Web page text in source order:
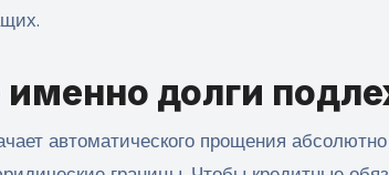
именно долги
автоматического прощения